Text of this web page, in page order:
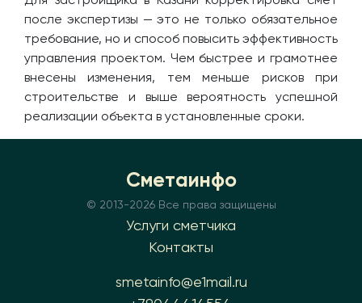
после экспертизы — это не только обязательное
требование, но и способ повысить эффективность
управления проектом. Чем быстрее и грамотнее
внесены изменения, тем меньше рисков при
строительстве и выше вероятность успешной
реализации объекта в установленные сроки.
Сметаинфо
© 2013-2026 Все права защищены
Услуги сметчика
Контакты
smetainfo@e1mail.ru